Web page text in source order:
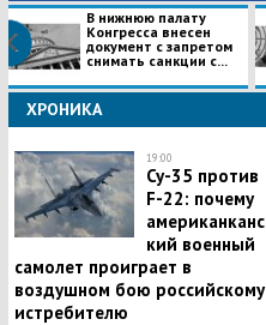
В нижнюю палату
Конгресса внесен
документ с запретом
снимать санкции с...
ХРОНИКА
19:00
Су-35 против
F-22: почему
американканс
кий военный
самолет проиграет в
воздушном бою российскому
истребителю